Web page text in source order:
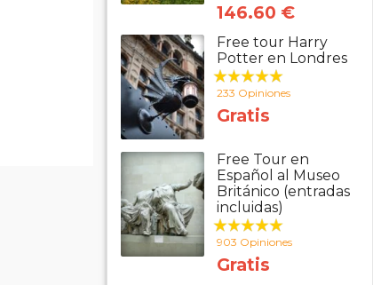
146.60 €
Free tour Harry
Potter en Londres
233 Opiniones
Gratis
Free Tour en
Español al Museo
Británico (entradas
incluidas)
903 Opiniones
Gratis